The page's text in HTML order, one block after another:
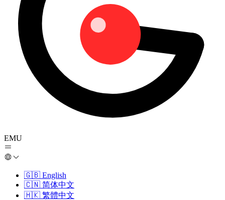
EMU
🇬🇧 English
🇨🇳 简体中文
🇭🇰 繁體中文